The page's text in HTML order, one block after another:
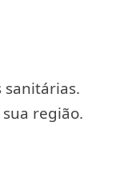
sanitárias.
região.